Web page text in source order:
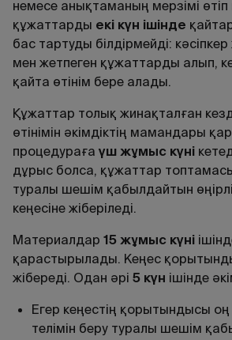
немесе анықтаманың мерзімі өтіп
құжаттарды екі күн ішінде
бас тартуды білдірмейді:
мен жетпеген құжаттарды алып,
қайта өтінім бере алады.
Құжаттар толық жинақталған
өтінімін әкімдіктің мамандары
процедураға үшжұмыс күні
дұрыс болса, құжаттар
туралы шешiм қабылдайтын
кеңесiне жiберiледi.
Материалдар 15 жұмыс күні
қарастырылады. Кеңес
жібереді. Одан әрі 5 күн ішінде
Егер кеңестің қорытындысы
телімін беру туралы шешім